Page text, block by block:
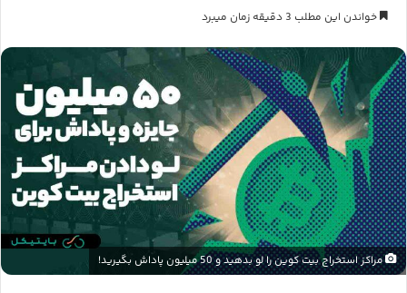
خواندن این مطلب 3 دقیقه زمان میبرد
مراکز استخراج بیت کوین را لو بدهید و 50 میلیون پاداش بگیرید!